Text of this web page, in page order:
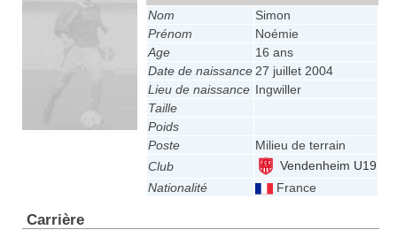
Nom
Simon
Prénom
Noémie
Age
16 ans
Date de naissance 27 juillet 2004
Lieu de naissance Ingwiller
Taille
Poids
Poste
Milieu de terrain
Club
Vendenheim U19
Nationalité
France
Carrière